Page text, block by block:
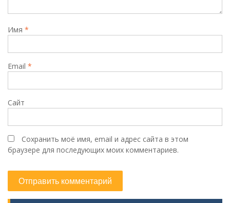
Имя *
Email *
Сайт
Сохранить моё имя, email и адрес сайта в этом
браузере для последующих моих комментариев.